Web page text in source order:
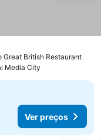
Great British Restaurant
Media City
Ver preços